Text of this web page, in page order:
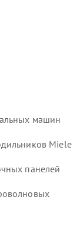
машин
Miele
панелей